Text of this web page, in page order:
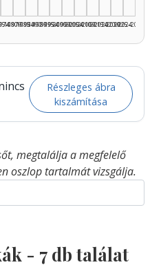
1980–1984
1985–1989
1990–1994
1995–1999
2000–2004
2005–2009
2010–2014
2015–2019
2020–2024
2025–2026
Részleges ábra
kiszámítása
megtalálja a megfelelő
oszlop tartalmát vizsgálja.
- 7db találat